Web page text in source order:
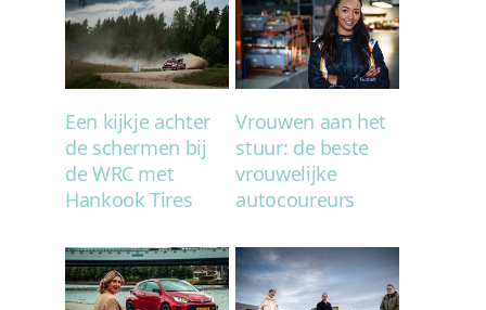
Een kijkje achter
de schermen bij
de WRC met
Hankook Tires
Vrouwen aan het
stuur: de beste
vrouwelijke
autocoureurs